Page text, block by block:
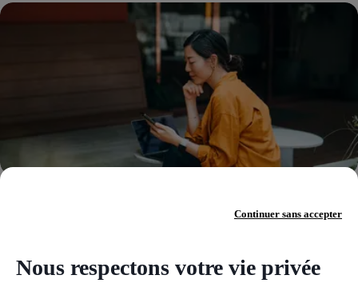
2025
Nous respectons votre vie privée
Continuer sans accepter